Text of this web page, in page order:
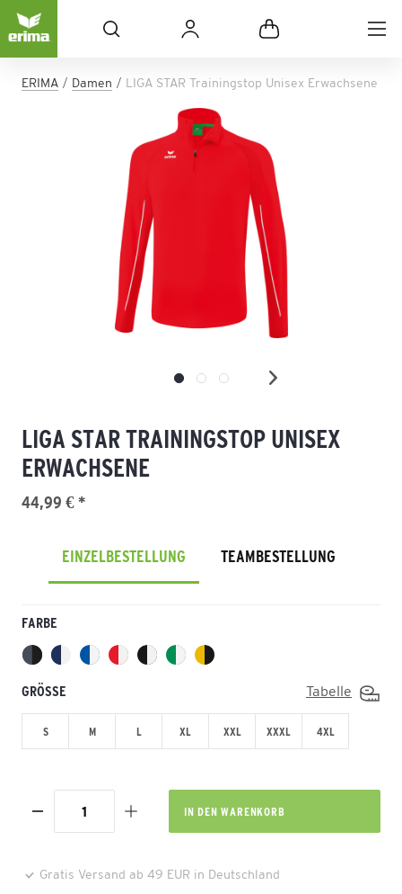
ERIMA Damen LIGA STAR Trainingstop Unisex Erwachsene
LIGA STAR TRAININGSTOP UNISEX
ERWACHSENE
44,99 € *
EINZELBESTELLUNG TEAMBESTELLUNG
FARBE
GRÖSSE Tabelle
S M L XL XXL XXXL 4XL
IN DEN WARENKORB
Gratis Versand ab 49 EUR in Deutschland